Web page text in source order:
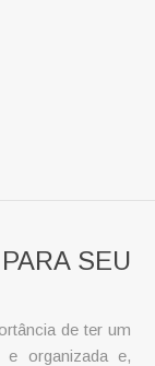
SEU
de ter um
e organizada e,